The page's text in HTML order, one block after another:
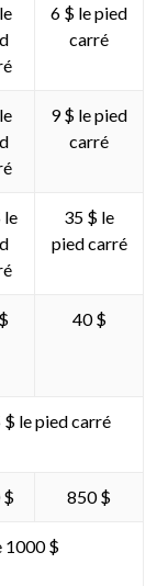
6 $ le pied
carré
9 $ le pied
carré
le
35 $ le
pied carré
40 $
le pied carré
$ 850 $
1000 $